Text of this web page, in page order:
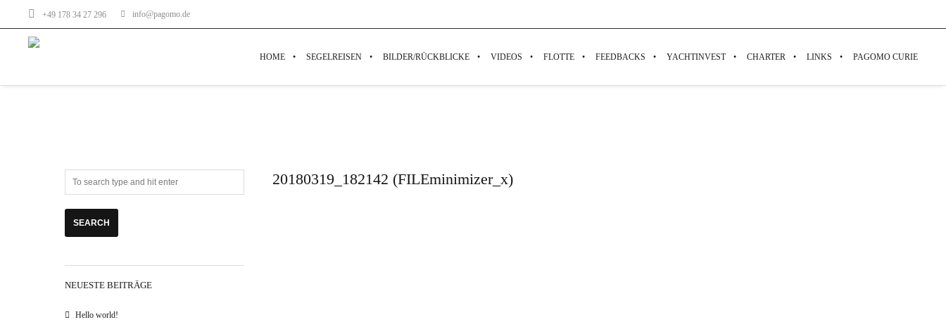
+49 178 34 27 296 info@pagomo.de
HOME SEGELREISEN BILDER/RÜCKBLICKE VIDEOS FLOTTE FEEDBACKS YACHTINVEST CHARTER LINKS PAGOMO CURIE
20180319_182142 (FILEminimizer_x)
NEUESTE BEITRÄGE
Hello world!